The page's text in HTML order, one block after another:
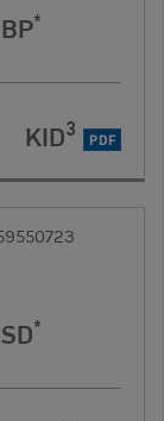
*
KID3 PDF
*